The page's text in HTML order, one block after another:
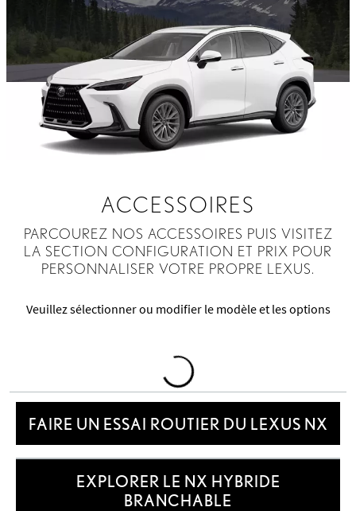
ACCESSOIRES
PARCOUREZ NOS ACCESSOIRES PUIS VISITEZ
LA SECTION CONFIGURATION ET PRIX POUR
PERSONNALISER VOTRE PROPRE LEXUS.
Veuillez sélectionner ou modifier le modèle et les options
Loading
Accessories
FAIRE UN ESSAI ROUTIER DU LEXUS NX
EXPLORER LE NX HYBRIDE
BRANCHABLE